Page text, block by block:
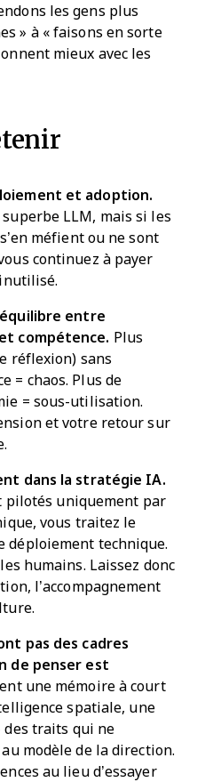
les gens plus
» à « faisons en sorte
mieux avec les
et adoption.
LLM, mais si les
méfient ou ne sont
continuez à payer
entre
compétence. Plus
réflexion) sans
= chaos. Plus de
= sous-utilisation.
et votre retour sur
dans la stratégie IA.
pilotés uniquement par
vous traitez le
déploiement technique.
humains. Laissez donc
l’accompagnement
pas des cadres
de penser est
une mémoire à court
spatiale, une
traits qui ne
modèle de la direction.
au lieu d’essayer